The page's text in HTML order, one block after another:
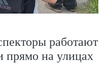
работают
на улицах